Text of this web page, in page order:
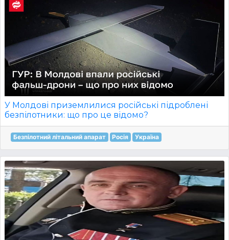
У Молдові приземлилися російські підроблені
безпілотники: що про це відомо?
Безпілотний літальний апарат Росія Україна